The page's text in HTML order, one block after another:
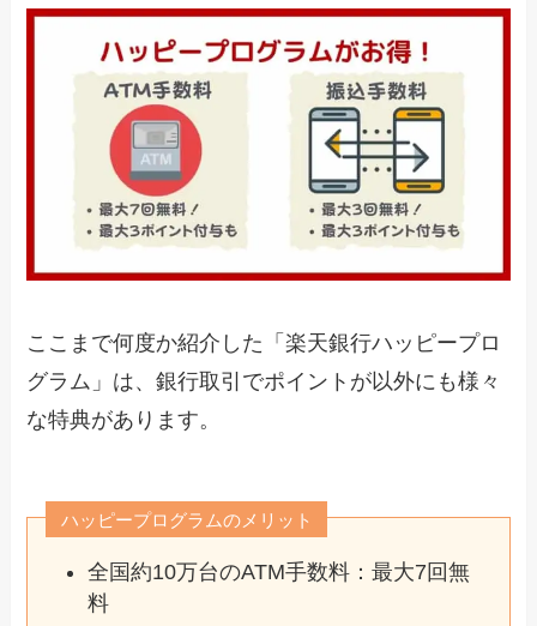
ここまで何度か紹介した「楽天銀行ハッピープロ
グラム」は、銀行取引でポイントが以外にも様々
な特典があります。
ハッピープログラムのメリット
全国約10万台のATM手数料：最大7回無
料